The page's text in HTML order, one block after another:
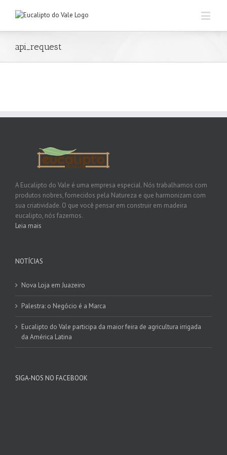
api_request
A Eucalipto do Vale é uma empresa especial. Nós trabalhamos com
produtos nobres, fornecidos pela Natureza e que harmonizam com
sua criatividade. O que você pensar em construir em madeira
eucalipto, nós fazemos.
Leia mais
NOTÍCIAS
Nova Loja em Juazeiro
Palestra: o Negócio é a Marca
Eucalipto do Vale participa da maior feira de agricultura irrigada
da América Latina
SIGA-NOS NO FACEBOOK